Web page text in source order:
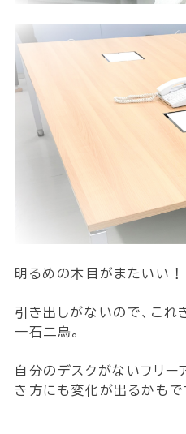
明るめの木目がまたいい！
引き出しがないので、これ
一石二鳥。
自分のデスクがないフリー
き方にも変化が出るかも